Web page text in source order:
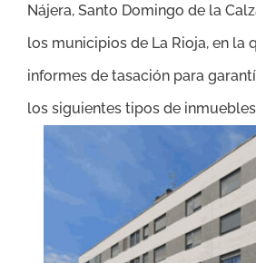
Nájera, Santo Domingo de la
los municipios de La Rioja, en la
informes de tasación para
los siguientes tipos de